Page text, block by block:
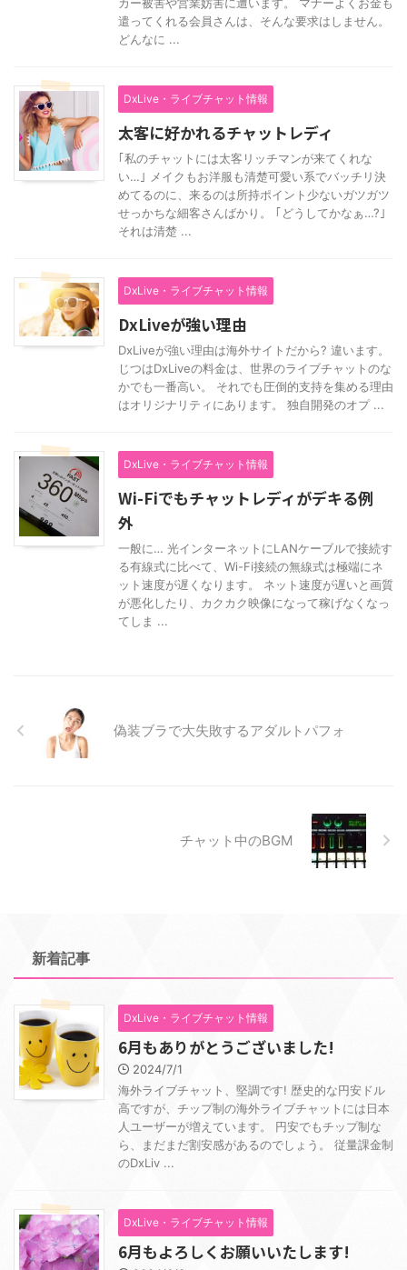
遣ってくれる会員さんは、そんな要求はしません。
どんなに ...
DxLive・ライブチャット情報
太客に好かれるチャットレディ
｢私のチャットには太客リッチマンが来てくれな
い…｣ メイクもお洋服も清楚可愛い系でバッチリ決
めてるのに、来るのは所持ポイント少ないガツガツ
せっかちな細客さんばかり。 ｢どうしてかなぁ…?｣
それは清楚 ...
DxLive・ライブチャット情報
DxLiveが強い理由
DxLiveが強い理由は海外サイトだから? 違います。
じつはDxLiveの料金は、世界のライブチャットのな
かでも一番高い。 それでも圧倒的支持を集める理由
はオリジナリティにあります。 独自開発のオプ ...
DxLive・ライブチャット情報
Wi-Fiでもチャットレディがデキる例
外
一般に… 光インターネットにLANケーブルで接続す
る有線式に比べて、Wi-Fi接続の無線式は極端にネ
ット速度が遅くなります。 ネット速度が遅いと画質
が悪化したり、カクカク映像になって稼げなくなっ
てしま ...
偽装ブラで大失敗するアダルトパフォ
チャット中のBGM
新着記事
DxLive・ライブチャット情報
6月もありがとうございました!
2024/7/1
海外ライブチャット、堅調です! 歴史的な円安ドル
高ですが、チップ制の海外ライブチャットには日本
人ユーザーが増えています。 円安でもチップ制な
ら、まだまだ割安感があるのでしょう。 従量課金制
のDxLiv ...
DxLive・ライブチャット情報
6月もよろしくお願いいたします!